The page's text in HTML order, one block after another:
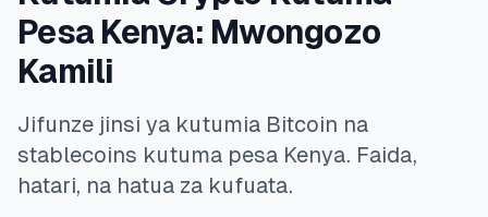
💳BIDHAA
🎯 Pata Mkopo
💳 Kadi za Mkopo
Pesa Kenya: Mwongozo
Kamili
Jifunze jinsi ya kutumia Bitcoin na
stablecoins kutuma pesa Kenya. Faida,
hatari, na hatua za kufuata.